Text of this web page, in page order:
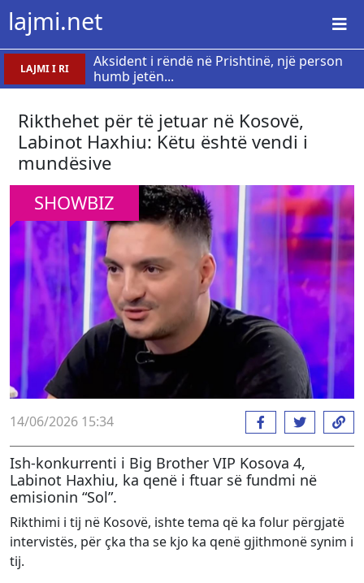
lajmi.net
LAJMI I RI
Aksident i rëndë në Prishtinë, një person
humb jetën...
Rikthehet për të jetuar në Kosovë,
Labinot Haxhiu: Këtu është vendi i
mundësive
SHOWBIZ
14/06/2026 15:34
Ish-konkurrenti i Big Brother VIP Kosova 4,
Labinot Haxhiu, ka qenë i ftuar së fundmi në
emisionin “Sol”.
Rikthimi i tij në Kosovë, ishte tema që ka folur përgjatë
intervistës, për çka tha se kjo ka qenë gjithmonë synim i
tij.